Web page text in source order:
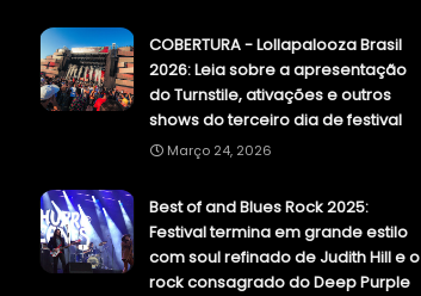
COBERTURA - Lollapalooza Brasil
2026: Leia sobre a apresentação
do Turnstile, ativações e outros
shows do terceiro dia de festival
Março 24, 2026
Best of and Blues Rock 2025:
Festival termina em grande estilo
com soul refinado de Judith Hill e o
rock consagrado do Deep Purple